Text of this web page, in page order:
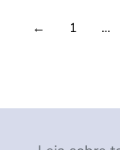
← 1 …